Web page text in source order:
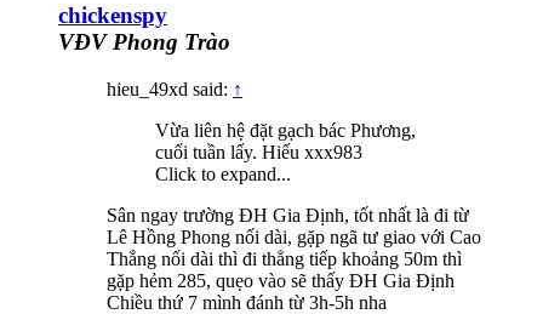
chickenspy
VĐV Phong Trào
hieu_49xd said: ↑
Vừa liên hệ đặt gạch bác Phương,
cuối tuần lấy. Hiếu xxx983
Click to expand...
Sân ngay trường ĐH Gia Định, tốt nhất là đi từ
Lê Hồng Phong nối dài, gặp ngã tư giao với Cao
Thắng nối dài thì đi thẳng tiếp khoảng 50m thì
gặp hẻm 285, quẹo vào sẽ thấy ĐH Gia Định
Chiều thứ 7 mình đánh từ 3h-5h nha